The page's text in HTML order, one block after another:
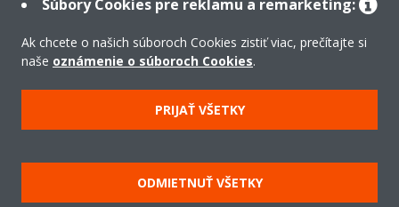
Produkty
Copyright © Daikin
Právne oznámenie
Súbory cookie
Zásady ochrany údajov
Všeobecné obchodné podmienky
Súbory Cookies pre reklamu a remarketing:
Ak chcete o našich súboroch Cookies zistiť viac, prečítajte si
naše oznámenie o súboroch Cookies.
PRIJAŤ VŠETKY
ODMIETNUŤ VŠETKY